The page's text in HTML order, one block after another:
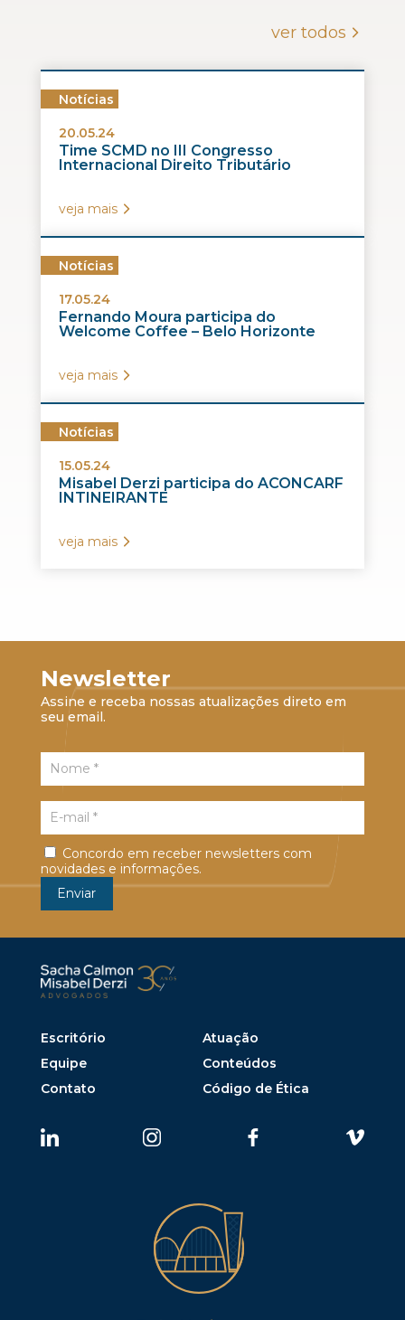
ver todos
Notícias
20.05.24
Time SCMD no III Congresso
Internacional Direito Tributário
veja mais
Notícias
17.05.24
Fernando Moura participa do
Welcome Coffee – Belo Horizonte
veja mais
Notícias
15.05.24
Misabel Derzi participa do ACONCARF
INTINEIRANTE
veja mais
Newsletter
Assine e receba nossas atualizações direto em
seu email.
Concordo em receber newsletters com
novidades e informações.
Escritório
Atuação
Equipe
Conteúdos
Contato
Código de Ética